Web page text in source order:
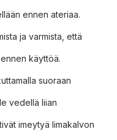
ennen ateriaa.
ja varmista, että
käyttöä.
suoraan
vedellä liian
imeytyä limakalvon